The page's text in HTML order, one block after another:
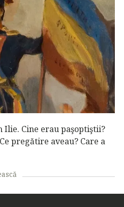
Ilie. Cine erau paşoptiştii?
pregătire aveau? Care a